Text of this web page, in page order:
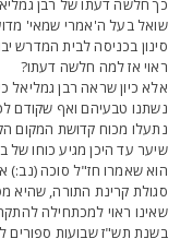
חלשה דעתו של רבן
בעל ה'אמרי שמאי' מדוע
בכניסה לבית המדרש
אז למה חלשה דעתו?
כיון שראה רבן גמליאל
טבעיהם ואף שקודם
מכוח קדושת המקום
עד היכן מגיע כוחו של
שאמרו חז"ל סוכה (נב:) אם
קרינת התורה, שהיא
ראוי למכתחילה
תש"ז שבועות ספורים